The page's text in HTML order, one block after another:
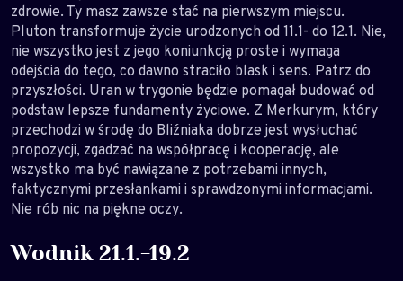
zdrowie. Ty masz zawsze stać na pierwszym miejscu.
Pluton transformuje życie urodzonych od 11.1- do 12.1. Nie,
nie wszystko jest z jego koniunkcją proste i wymaga
odejścia do tego, co dawno straciło blask i sens. Patrz do
przyszłości. Uran w trygonie będzie pomagał budować od
podstaw lepsze fundamenty życiowe. Z Merkurym, który
przechodzi w środę do Bliźniaka dobrze jest wysłuchać
propozycji, zgadzać na współpracę i kooperację, ale
wszystko ma być nawiązane z potrzebami innych,
faktycznymi przesłankami i sprawdzonymi informacjami.
Nie rób nic na piękne oczy.
Wodnik 21.1.-19.2